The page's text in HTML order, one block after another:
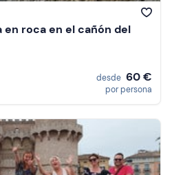
en roca en el cañón del
desde 60 €
por persona